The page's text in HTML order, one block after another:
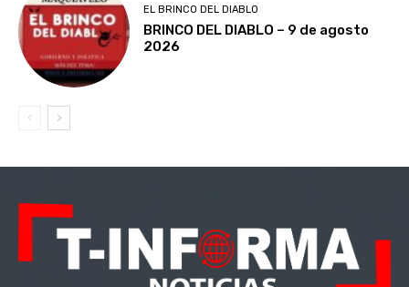
EL BRINCO DEL DIABLO
BRINCO DEL DIABLO – 9 de agosto
2026